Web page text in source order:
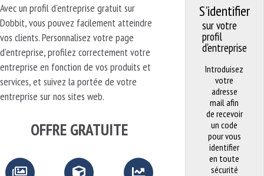
Avec un profil d'entreprise gratuit sur
Dobbit, vous pouvez facilement atteindre
vos clients. Personnalisez votre page
d'entreprise, profilez correctement votre
entreprise en fonction de vos produits et
services, et suivez la portée de votre
entreprise sur nos sites web.
OFFRE GRATUITE
S'identifier
sur votre
profil
d'entreprise
Introduisez
votre
adresse
mail afin
de recevoir
un code
pour vous
identifier
en toute
sécurité